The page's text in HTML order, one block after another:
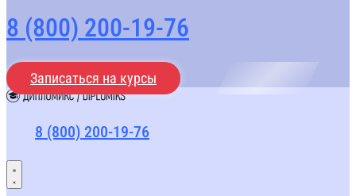
8 (800) 200-19-76
Записаться на курсы
8 (800) 200-19-76